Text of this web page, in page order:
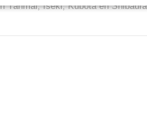
Yanmar, Iseki, Kubota en